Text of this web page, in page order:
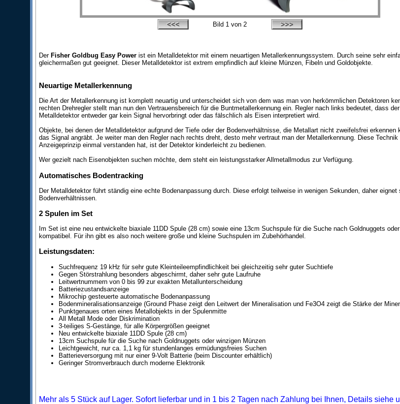
Bild 1 von 2
Der Fisher Goldbug Easy Power ist ein Metalldetektor mit einem neuartigen Metallerkennungssystem. Durch seine sehr
gleichermaßen gut geeignet. Dieser Metalldetektor ist extrem empfindlich auf kleine Münzen, Fibeln und Goldobjekte.
Neuartige Metallerkennung
Die Art der Metallerkennung ist komplett neuartig und unterscheidet sich von dem was man von herkömmlichen Detektoren
rechten Drehregler stellt man nun den Vertrauensbereich für die Buntmetallerkennung ein. Regler nach links bedeutet, dass
Metalldetektor entweder gar kein Signal hervorbringt oder das fälschlich als Eisen interpretiert wird.
Objekte, bei denen der Metalldetektor aufgrund der Tiefe oder der Bodenverhältnisse, die Metallart nicht zweifelsfrei
das Signal angräbt. Je weiter man den Regler nach rechts dreht, desto mehr vertraut man der Metallerkennung. Diese
Anzeigeprinzip einmal verstanden hat, ist der Detektor kinderleicht zu bedienen.
Wer gezielt nach Eisenobjekten suchen möchte, dem steht ein leistungsstarker Allmetallmodus zur Verfügung.
Automatisches Bodentracking
Der Metalldetektor führt ständig eine echte Bodenanpassung durch. Diese erfolgt teilweise in wenigen Sekunden, daher
Bodenverhältnissen.
2 Spulen im Set
Im Set ist eine neu entwickelte biaxiale 11DD Spule (28 cm) sowie eine 13cm Suchspule für die Suche nach Goldnuggets
kompatibel. Für ihn gibt es also noch weitere große und kleine Suchspulen im Zubehörhandel.
Leistungsdaten:
Suchfrequenz 19 kHz für sehr gute Kleinteileempfindlichkeit bei gleichzeitig sehr guter Suchtiefe
Gegen Störstrahlung besonders abgeschirmt, daher sehr gute Laufruhe
Leitwertnummern von 0 bis 99 zur exakten Metallunterscheidung
Batteriezustandsanzeige
Mikrochip gesteuerte automatische Bodenanpassung
Bodenmineralisationsanzeige (Ground Phase zeigt den Leitwert der Mineralisation und Fe3O4 zeigt die Stärke der
Punktgenaues orten eines Metallobjekts in der Spulenmitte
All Metall Mode oder Diskrimination
3-teiliges S-Gestänge, für alle Körpergrößen geeignet
Neu entwickelte biaxiale 11DD Spule (28 cm)
13cm Suchspule für die Suche nach Goldnuggets oder winzigen Münzen
Leichtgewicht, nur ca. 1,1 kg für stundenlanges ermüdungsfreies Suchen
Batterieversorgung mit nur einer 9-Volt Batterie (beim Discounter erhältlich)
Geringer Stromverbrauch durch moderne Elektronik
Mehr als 5 Stück auf Lager. Sofort lieferbar und in 1 bis 2 Tagen nach Zahlung bei Ihnen, Details siehe